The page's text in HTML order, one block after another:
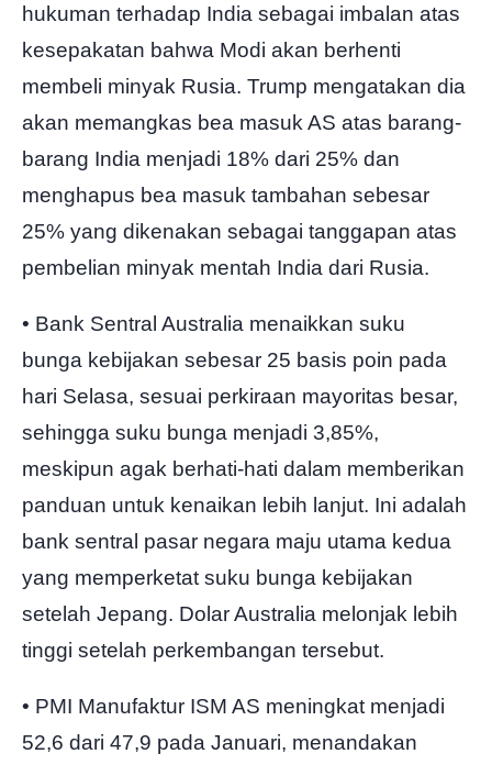
hukuman terhadap India sebagai imbalan atas
kesepakatan bahwa Modi akan berhenti
membeli minyak Rusia. Trump mengatakan dia
akan memangkas bea masuk AS atas barang-
barang India menjadi 18% dari 25% dan
menghapus bea masuk tambahan sebesar
25% yang dikenakan sebagai tanggapan atas
pembelian minyak mentah India dari Rusia.
• Bank Sentral Australia menaikkan suku
bunga kebijakan sebesar 25 basis poin pada
hari Selasa, sesuai perkiraan mayoritas besar,
sehingga suku bunga menjadi 3,85%,
meskipun agak berhati-hati dalam memberikan
panduan untuk kenaikan lebih lanjut. Ini adalah
bank sentral pasar negara maju utama kedua
yang memperketat suku bunga kebijakan
setelah Jepang. Dolar Australia melonjak lebih
tinggi setelah perkembangan tersebut.
• PMI Manufaktur ISM AS meningkat menjadi
52,6 dari 47,9 pada Januari, menandakan